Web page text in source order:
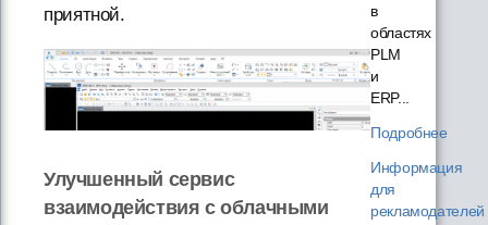
приятной.
Улучшенный сервис
взаимодействия с облачными
в
областях
PLM
и
ERP...
Подробнее
Информация
для
рекламодателей